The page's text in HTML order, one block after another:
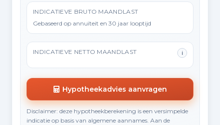
INDICATIEVE BRUTO MAANDLAST
Gebaseerd op annuïteit en 30 jaar looptijd
INDICATIEVE NETTO MAANDLAST i
Hypotheekadvies aanvragen
Disclaimer: deze hypotheekberekening is een versimpelde
indicatie op basis van algemene aannames. Aan de